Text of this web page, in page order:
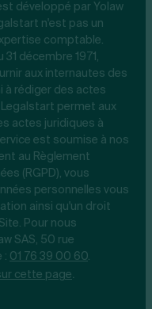
développé par Yolaw
n'est pas un
comptable.
décembre 1971,
aux internautes des
à rédiger des actes
permet aux
actes juridiques à
est soumise à nos
au Règlement
(RGPD), vous
personnelles vous
ainsi qu'un droit
Pour nous
SAS, 50 rue
: 01 76 39 00 60.
cette page.